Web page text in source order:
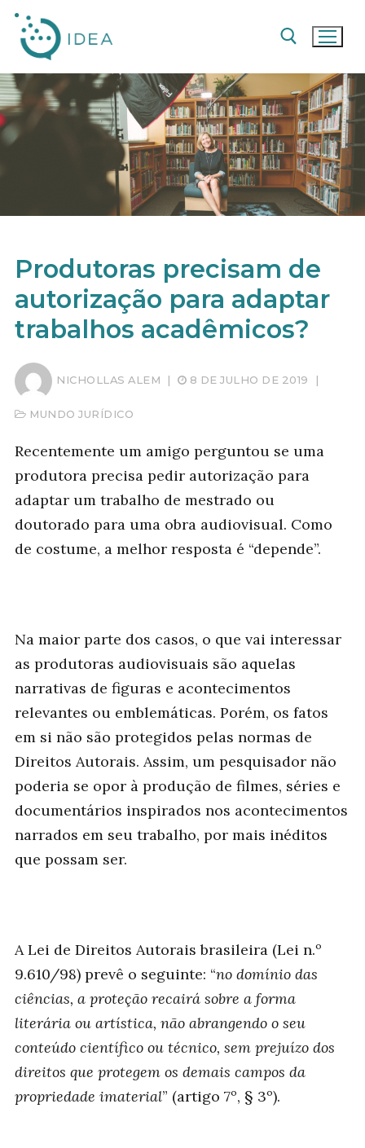
Pular
para
conteúdo
Pesquisar por:
Produtoras precisam de
autorização para adaptar
trabalhos acadêmicos?
NICHOLLAS ALEM | 8 DE JULHO DE 2019 |
MUNDO JURÍDICO
Recentemente um amigo perguntou se uma
produtora precisa pedir autorização para
adaptar um trabalho de mestrado ou
doutorado para uma obra audiovisual. Como
de costume, a melhor resposta é “depende”.
Na maior parte dos casos, o que vai interessar
as produtoras audiovisuais são aquelas
narrativas de figuras e acontecimentos
relevantes ou emblemáticas. Porém, os fatos
em si não são protegidos pelas normas de
Direitos Autorais. Assim, um pesquisador não
poderia se opor à produção de filmes, séries e
documentários inspirados nos acontecimentos
narrados em seu trabalho, por mais inéditos
que possam ser.
A Lei de Direitos Autorais brasileira (Lei n.º
9.610/98) prevê o seguinte: “no domínio das
ciências, a proteção recairá sobre a forma
literária ou artística, não abrangendo o seu
conteúdo científico ou técnico, sem prejuízo dos
direitos que protegem os demais campos da
propriedade imaterial” (artigo 7º, § 3º).